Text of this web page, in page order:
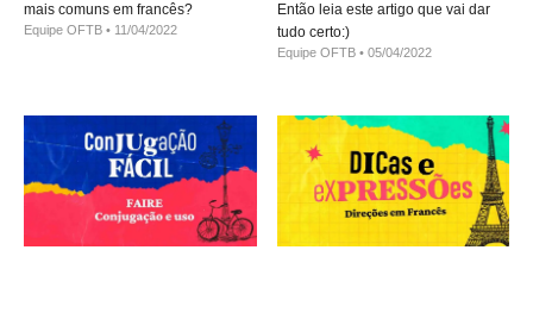
mais comuns em francês?
Equipe OFTB 11/04/2022
Então leia este artigo que vai dar
tudo certo:)
Equipe OFTB 05/04/2022